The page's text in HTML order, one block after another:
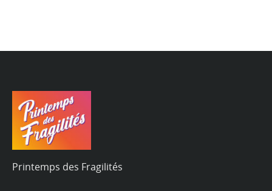
Printemps des Fragilités